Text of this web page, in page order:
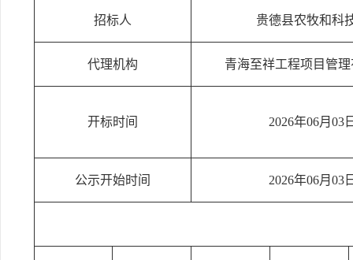
招标人 贵德县农牧和科
代理机构 青海至祥工程项目管
开标时间 2026年06月03
公示开始时间 2026年06月03